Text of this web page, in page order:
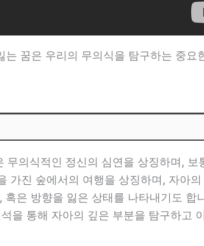
꿈은 우리의 무의식을 탐구하는 중요
의식적인 정신의 심연을 상징하며, 보
가진 숲에서의 여행을 상징하며, 자아의
은 방향을 잃은 상태를 나타내기도 합
을 통해 자아의 깊은 부분을 탐구하고